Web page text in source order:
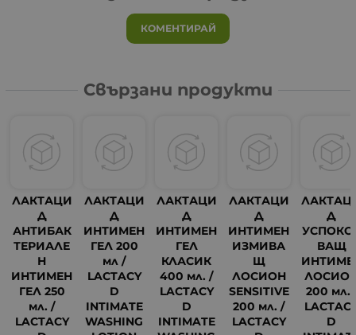
КОМЕНТИРАЙ
Свързани продукти
ЛАКТАЦИ
Д
АНТИБАК
ТЕРИАЛЕ
Н
ИНТИМЕН
ГЕЛ 250
мл. /
LACTACY
ЛАКТАЦИ
Д
ИНТИМЕН
ГЕЛ 200
мл /
LACTACY
D
INTIMATE
WASHING
ЛАКТАЦИ
Д
ИНТИМЕН
ГЕЛ
КЛАСИК
400 мл. /
LACTACY
D
INTIMATE
ЛАКТАЦИ
Д
ИНТИМЕН
ИЗМИВА
Щ
ЛОСИОН
SENSITIVE
200 мл. /
LACTACY
Д
ВАЩ
200 мл.
D